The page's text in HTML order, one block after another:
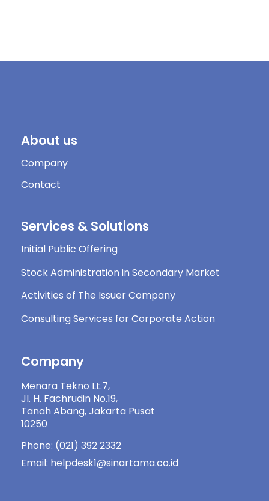
About us
Company
Contact
Services & Solutions
Initial Public Offering
Stock Administration in Secondary Market
Activities of The Issuer Company
Consulting Services for Corporate Action
Company
Menara Tekno Lt.7,
Jl. H. Fachrudin No.19,
Tanah Abang, Jakarta Pusat
10250
Phone: (021) 392 2332
Email: helpdesk1@sinartama.co.id